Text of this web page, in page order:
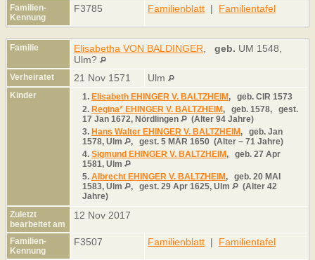
Familien-
Kennung
F3785 Familienblatt | Familientafel
Familie Elisabetha VON BALDINGER geb. UM 1548,
Ulm?
Verheiratet 21 Nov 1571 Ulm
Kinder 1. Elisabeth EHINGER V. BALTZHEIM, geb. CIR 1573
2. Regina* EHINGER V. BALTZHEIM, geb. 1578, gest.
17 Jan 1672, Nördlingen
(Alter 94 Jahre)
3. Hans Walter EHINGER V. BALTZHEIM, geb. Jan
1578, Ulm
, gest. 5 MÄR 1650 (Alter ~ 71 Jahre)
4. Sigmund EHINGER V. BALTZHEIM, geb. 27 Apr
1581, Ulm
5. Albrecht EHINGER V. BALTZHEIM, geb. 20 MAI
1583, Ulm
, gest. 29 Apr 1625, Ulm
(Alter 42
Jahre)
Zuletzt
bearbeitet am
12 Nov 2017
Familien-
Kennung
F3507 Familienblatt | Familientafel